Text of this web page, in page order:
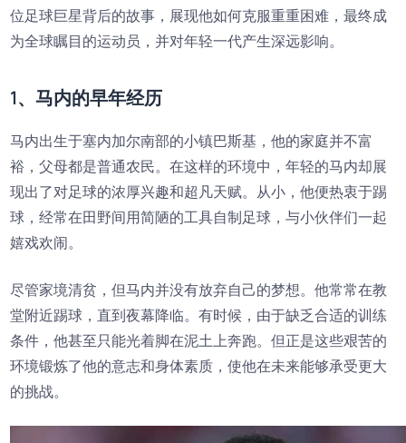
位足球巨星背后的故事，展现他如何克服重重困难，最终成
为全球瞩目的运动员，并对年轻一代产生深远影响。
1、马内的早年经历
马内出生于塞内加尔南部的小镇巴斯基，他的家庭并不富
裕，父母都是普通农民。在这样的环境中，年轻的马内却展
现出了对足球的浓厚兴趣和超凡天赋。从小，他便热衷于踢
球，经常在田野间用简陋的工具自制足球，与小伙伴们一起
嬉戏欢闹。
尽管家境清贫，但马内并没有放弃自己的梦想。他常常在教
堂附近踢球，直到夜幕降临。有时候，由于缺乏合适的训练
条件，他甚至只能光着脚在泥土上奔跑。但正是这些艰苦的
环境锻炼了他的意志和身体素质，使他在未来能够承受更大
的挑战。